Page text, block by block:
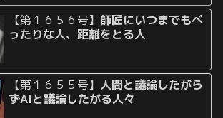
【第１６５６号】 師匠にいつまでもべ
ったりな人、距離をとる人
【第１６５５号】人間と議論したがら
ずAIと議論したがる人々